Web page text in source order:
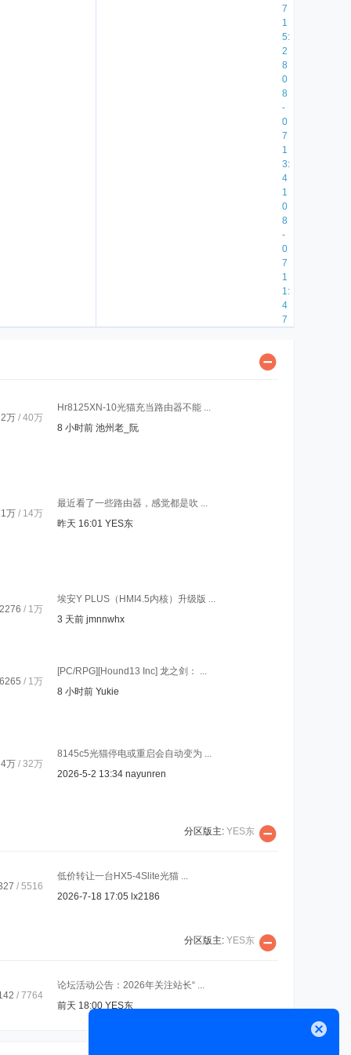
7
1
5:
2
8
0
8
-
0
7
1
3:
4
1
0
8
-
0
7
1
1:
4
7
2万 / 40万
Hr8125XN-10光猫充当路由器不能 ...
8 小时前 池州老_阮
1万 / 14万
最近看了一些路由器，感觉都是吹 ...
昨天 16:01 YES东
2276 / 1万
埃安Y PLUS（HMI4.5内核）升级版 ...
3 天前 jmnnwhx
6265 / 1万
[PC/RPG][Hound13 Inc] 龙之剑： ...
8 小时前 Yukie
4万 / 32万
8145c5光猫停电或重启会自动变为 ...
2026-5-2 13:34 nayunren
分区版主: YES东
/ 5516
低价转让一台HX5-4Slite光猫 ...
2026-7-18 17:05 lx2186
分区版主: YES东
/ 7764
论坛活动公告：2026年关注站长“ ...
前天 18:00 YES东